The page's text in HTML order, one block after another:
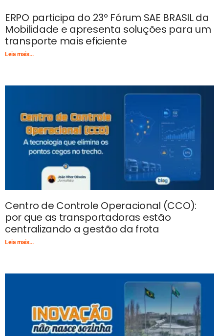
ERPO participa do 23º Fórum SAE BRASIL da
Mobilidade e apresenta soluções para um
transporte mais eficiente
Leia mais...
Centro de Controle Operacional (CCO):
por que as transportadoras estão
centralizando a gestão da frota
Leia mais...